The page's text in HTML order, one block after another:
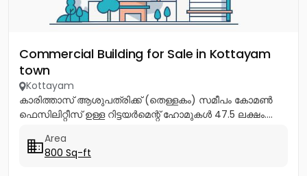
Commercial Building for Sale in Kottayam
town
Kottayam
കാരിത്താസ് ആശുപത്രിക്ക് (തെള്ളകം) സമീപം കോമൺ
ഫെസിലിറ്റീസ് ഉള്ള റിട്ടയർമെന്റ് ഹോമുകൾ 47.5 ലക്ഷം....
Area
800 Sq-ft